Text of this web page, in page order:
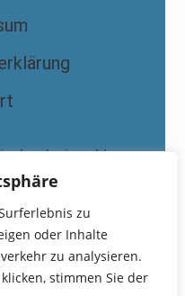
zu
oder Inhalte
zu analysieren.
stimmen Sie der
e.V.